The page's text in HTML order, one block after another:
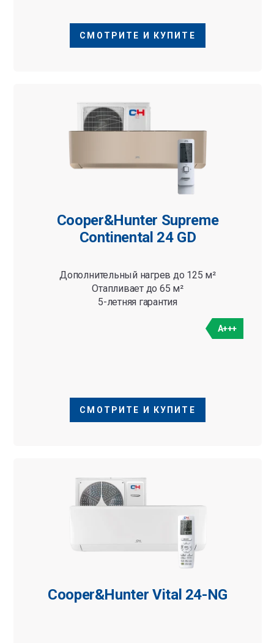
СМОТРИТЕ И КУПИТЕ
Cooper&Hunter Supreme
Continental 24 GD
Дополнительный нагрев до 125 м²
Отапливает до 65 м²
5-летняя гарантия
A+++
СМОТРИТЕ И КУПИТЕ
Cooper&Hunter Vital 24-NG